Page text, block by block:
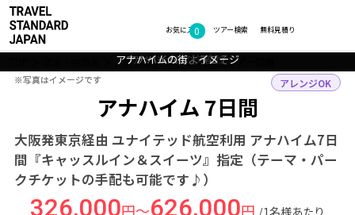
お気に入り
0 無料見積り
ツアー検索
アメリカ アナハイム ツアー詳細
アナハイム 7日間
大阪発東京経由 ユナイテッド航空利用 アナハイム7日
間『キャッスルイン＆スイーツ』指定（テーマ・パー
クチケットの手配も可能です♪）
アレンジOK
326,000円～626,000円 /1名様あたり
カリフォルニアの空
アナハイムの夕暮れ
アナハイムへようこそ
アナハイムの街 イメージ
フォトギャラリー
※写真はイメージです
※写真はイメージです